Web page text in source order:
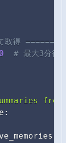
取得 ======
# 最大3分待
from
: